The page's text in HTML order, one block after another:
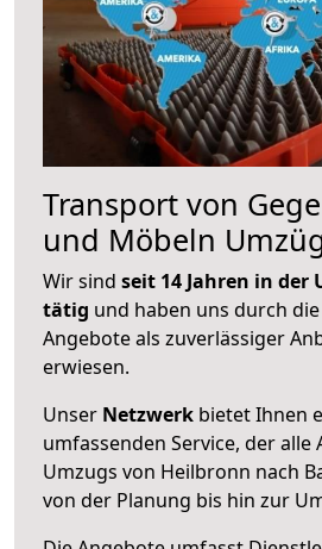
Transport von
und Möbeln
Wir sind seit 14 Jahren in der
tätig und haben uns durch
Angebote als zuverlässiger
erwiesen.
Unser Netzwerk bietet Ihnen
umfassenden Service, der alle
Umzugs von Heilbronn nach
von der Planung bis hin zur